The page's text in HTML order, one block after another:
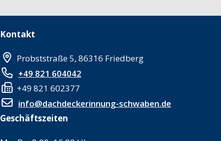
Kontakt
Probststraße 5, 86316 Friedberg
+49 821 604042
+49 821 602377
info@dachdeckerinnung-schwaben.de
Geschäftszeiten